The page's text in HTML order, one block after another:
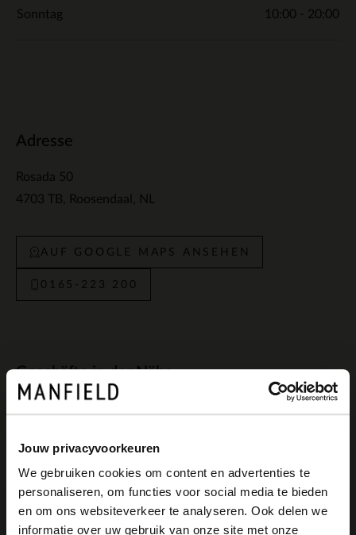
Jouw privacyvoorkeuren
We gebruiken cookies om content en advertenties te
personaliseren, om functies voor social media te bieden
en om ons websiteverkeer te analyseren. Ook delen we
informatie over uw gebruik van onze site met onze
Sonntag 10:00 - 20:00
Adresse
Rosada 50
4703 TB
Roosendaal NL
AUF GOOGLE MAPS ANSEHEN
0165-223 200
Geschäfte in der Nähe
Manfield Breda
Eindstraat 22-b
4811 KL Breda NL
×
View this website in English?